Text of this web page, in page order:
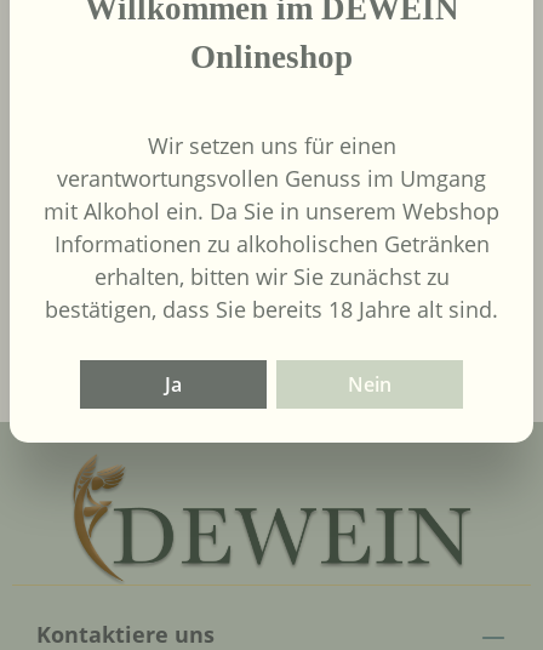
Regulärer Preis:
9,00 €
Inhalt:0.75 Liter(12,00 € / 1
Liter)
UVP 9,90 €
In den Warenkorb
Kontaktiere uns
Willkommen im DEWEIN
Onlineshop
Wir setzen uns für einen
verantwortungsvollen Genuss im Umgang
mit Alkohol ein. Da Sie in unserem Webshop
Informationen zu alkoholischen Getränken
erhalten, bitten wir Sie zunächst zu
bestätigen, dass Sie bereits 18 Jahre alt sind.
Ja Nein